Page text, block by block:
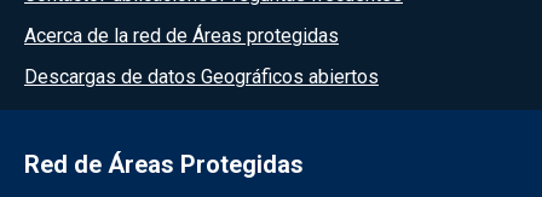
Acerca de la red de Áreas protegidas
Descargas de datos Geográficos abiertos
Red de Áreas Protegidas